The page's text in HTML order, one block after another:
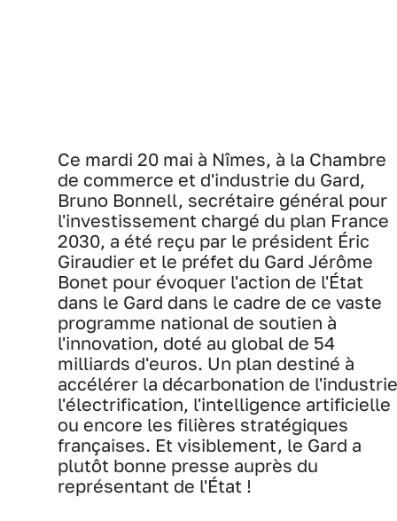
Ce mardi 20 mai à Nîmes, à la Chambre
de commerce et d'industrie du Gard,
Bruno Bonnell, secrétaire général pour
l'investissement chargé du plan France
2030, a été reçu par le président Éric
Giraudier et le préfet du Gard Jérôme
Bonet pour évoquer l'action de l'État
dans le Gard dans le cadre de ce vaste
programme national de soutien à
l'innovation, doté au global de 54
milliards d'euros. Un plan destiné à
accélérer la décarbonation de
l'électrification, l'intelligence artificielle
ou encore les filières stratégiques
françaises. Et visiblement, le Gard a
plutôt bonne presse auprès du
représentant de l'État !